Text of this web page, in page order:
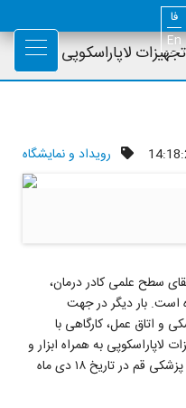
فا
En
لاپاراسکوپی
رویداد و نمایشگاه
سطح علمی کادر درمان،
بار دیگر در جهت
و اتاق عمل، کارگاهی با
لاپاراسکوپی به همراه ابزار و
دستگاه کمپانی Gimmi در دانشگاه علوم پزشکی قم در تاریخ ۱۸ دی ماه